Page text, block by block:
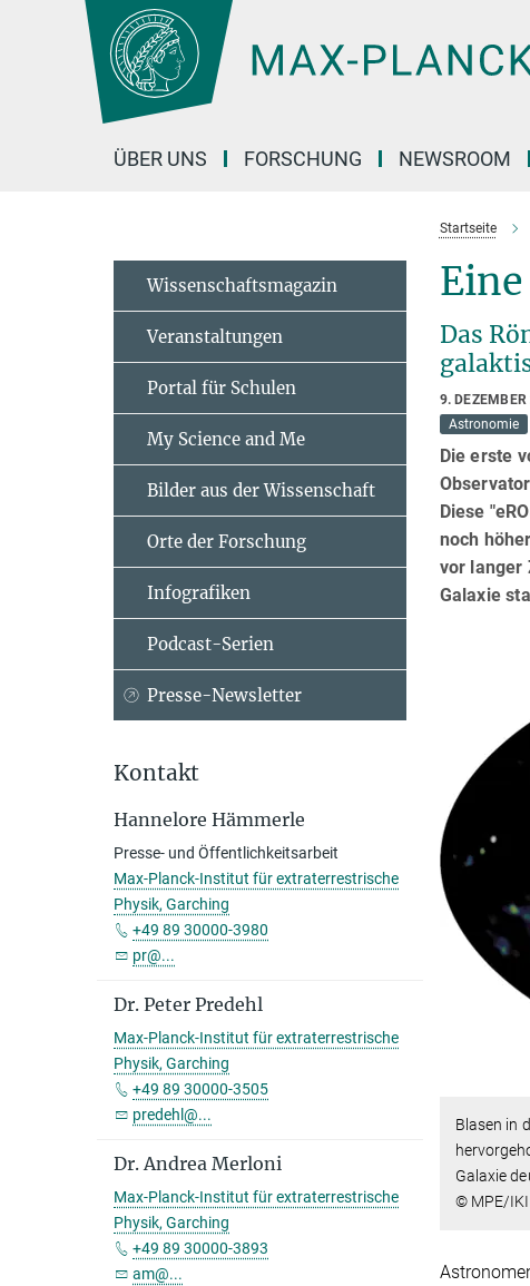
Hauptinhalt
ÜBER UNS FORSCHUNG NEWSROOM
Startseite
Das
9.
Astronomie
Die erste
Diese
noch
vor langer
Galaxie
Blasen in
Galaxie
© MPE/IKI
Wissenschaftsmagazin
Veranstaltungen
Portal für Schulen
My Science and Me
Bilder aus der Wissenschaft
Orte der Forschung
Infografiken
Podcast-Serien
Presse-Newsletter
Kontakt
Hannelore Hämmerle
Presse- und Öffentlichkeitsarbeit
Max-Planck-Institut für extraterrestrische
Physik, Garching
+49 89 30000-3980
pr@...
Dr. Peter Predehl
Max-Planck-Institut für extraterrestrische
Physik, Garching
+49 89 30000-3505
predehl@...
Dr. Andrea Merloni
Max-Planck-Institut für extraterrestrische
Physik, Garching
+49 89 30000-3893
am@...